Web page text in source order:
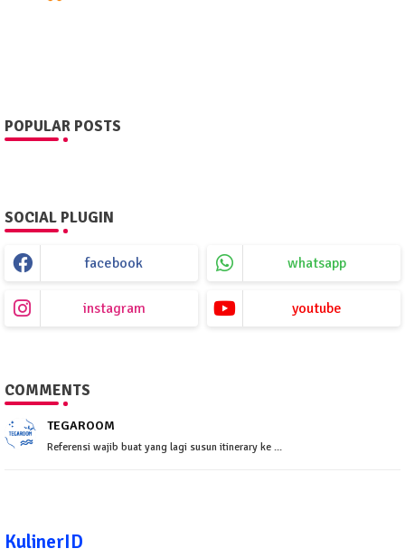
POPULAR POSTS
SOCIAL PLUGIN
facebook whatsapp
instagram youtube
COMMENTS
TEGAROOM
Referensi wajib buat yang lagi susun itinerary ke ...
KulinerID